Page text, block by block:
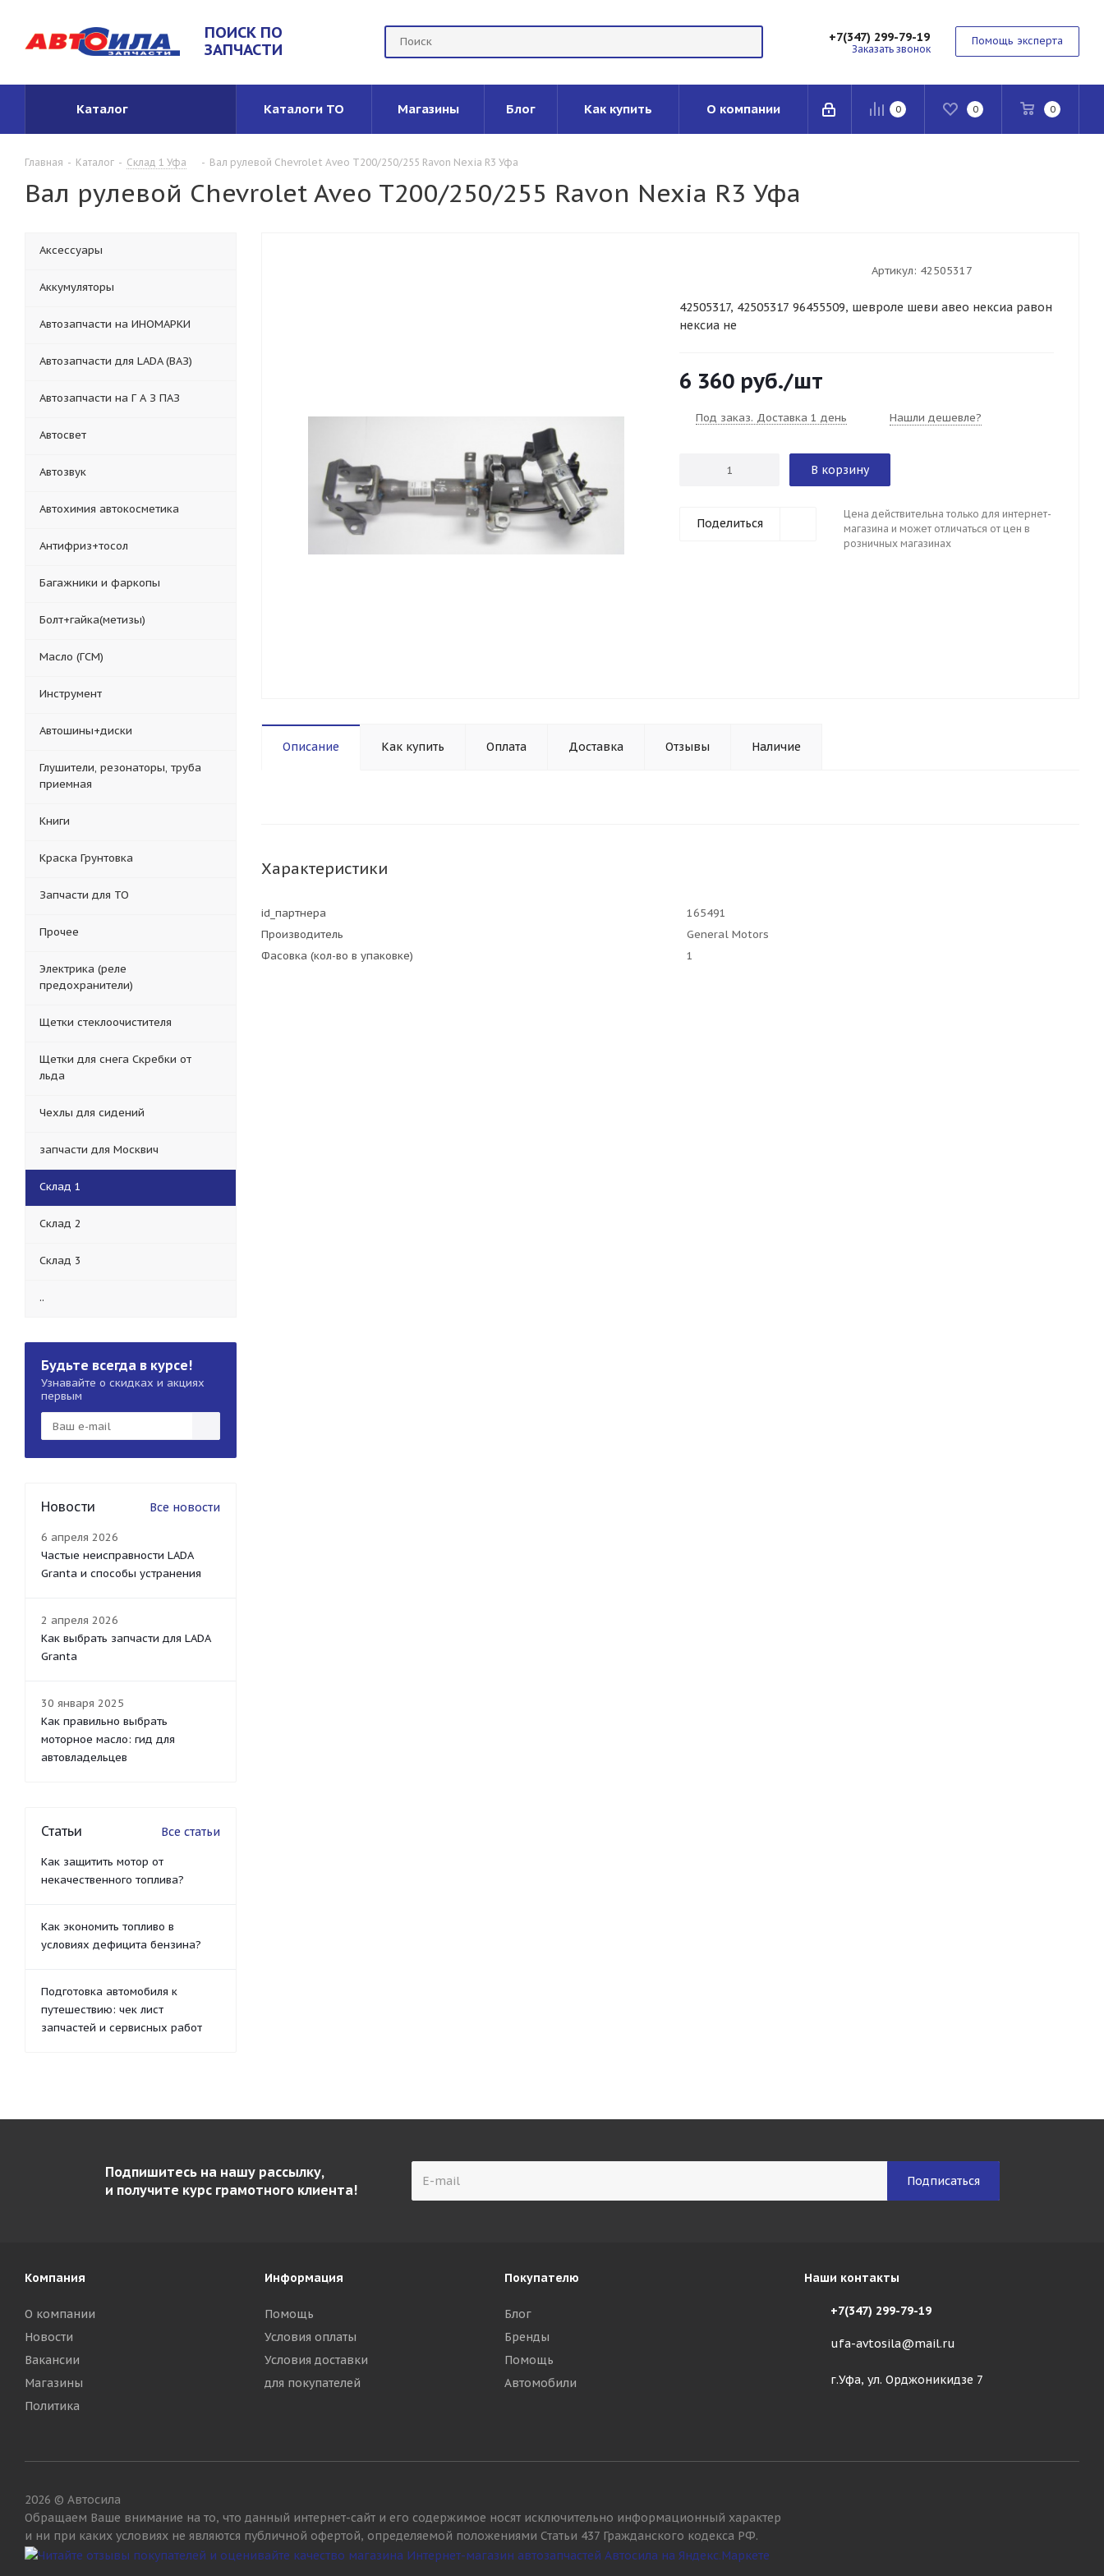
ПОИСК ПО
ЗАПЧАСТИ
+7(347) 299-79-19
Заказать звонок
Помощь эксперта
0 0 0
Каталог Каталоги ТО Магазины Блог Как купить О компании
Главная - Каталог - Склад 1 Уфа - Вал рулевой Chevrolet Aveo T200/250/255 Ravon Nexia R3 Уфа
Вал рулевой Chevrolet Aveo T200/250/255 Ravon Nexia R3 Уфа
Артикул: 42505317
42505317, 42505317 96455509, шевроле шеви авео нексиа равон
нексиа не
6 360 руб./шт
Под заказ. Доставка 1 день Нашли дешевле?
В корзину
Поделиться
Цена действительна только для интернет-
магазина и может отличаться от цен в
розничных магазинах
Описание Как купить Оплата Доставка Отзывы Наличие
Характеристики
id_партнера
165491
Производитель
General Motors
Фасовка (кол-во в упаковке)
1
Аксессуары
Аккумуляторы
Автозапчасти на ИНОМАРКИ
Автозапчасти для LADA (ВАЗ)
Автозапчасти на Г А З ПАЗ
Автосвет
Автозвук
Автохимия автокосметика
Антифриз+тосол
Багажники и фаркопы
Болт+гайка(метизы)
Масло (ГСМ)
Инструмент
Автошины+диски
Глушители, резонаторы, труба
приемная
Книги
Краска Грунтовка
Запчасти для ТО
Прочее
Электрика (реле
предохранители)
Щетки стеклоочистителя
Щетки для снега Скребки от
льда
Чехлы для сидений
запчасти для Москвич
Склад 1
Склад 2
Склад 3
..
Будьте всегда в курсе!
Узнавайте о скидках и акциях
первым
Новости Все новости
6 апреля 2026
Частые неисправности LADA
Granta и способы устранения
2 апреля 2026
Как выбрать запчасти для LADA
Granta
30 января 2025
Как правильно выбрать
моторное масло: гид для
автовладельцев
Статьи Все статьи
Как защитить мотор от
некачественного топлива?
Как экономить топливо в
условиях дефицита бензина?
Подготовка автомобиля к
путешествию: чек лист
запчастей и сервисных работ
Подпишитесь на нашу рассылку,
и получите курс грамотного клиента!
Компания
О компании
Новости
Вакансии
Магазины
Политика
Информация
Помощь
Условия оплаты
Условия доставки
для покупателей
Покупателю
Блог
Бренды
Помощь
Автомобили
Наши контакты
+7(347) 299-79-19
ufa-avtosila@mail.ru
г.Уфа, ул. Орджоникидзе 7
2026 © Автосила
Обращаем Ваше внимание на то, что данный интернет-сайт и его содержимое носят исключительно информационный характер
и ни при каких условиях не являются публичной офертой, определяемой положениями Статьи 437 Гражданского кодекса РФ.